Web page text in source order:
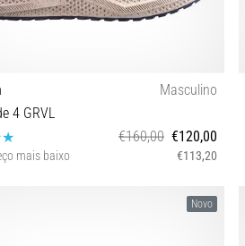
Masculino
4 GRVL
€160,00 €120,00
mais baixo €113,20
Novo